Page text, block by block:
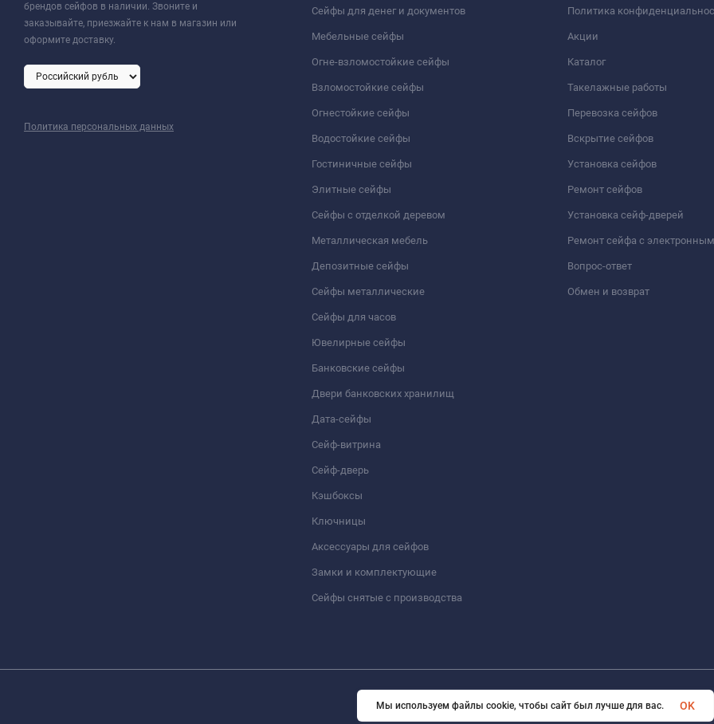
брендов сейфов в наличии. Звоните и
заказывайте, приезжайте к нам в магазин или
оформите доставку.
Политика персональных данных
Сейфы для денег и документов
Мебельные сейфы
Огне-взломостойкие сейфы
Взломостойкие сейфы
Огнестойкие сейфы
Водостойкие сейфы
Гостиничные сейфы
Элитные сейфы
Сейфы с отделкой деревом
Металлическая мебель
Депозитные сейфы
Сейфы металлические
Сейфы для часов
Ювелирные сейфы
Банковские сейфы
Двери банковских хранилищ
Дата-сейфы
Сейф-витрина
Сейф-дверь
Кэшбоксы
Ключницы
Аксессуары для сейфов
Замки и комплектующие
Сейфы снятые с производства
Политика
Акции
Каталог
Такелажные работы
Перевозка сейфов
Вскрытие сейфов
Установка сейфов
Ремонт сейфов
Установка сейф-дверей
Ремонт сейфа с
Вопрос-ответ
Обмен и возврат
© 2026 Format-safe.ru Все права защищены
Мы используем файлы cookie, чтобы сайт был лучше для вас. OK